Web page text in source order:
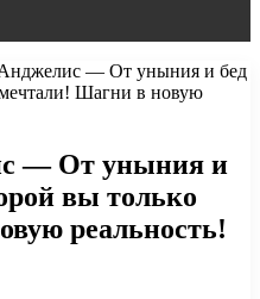
Анджелис — От уныния и бед
Шагни в новую
— От уныния и
вы только
реальность!